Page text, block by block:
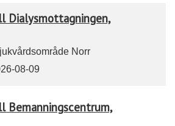
Dialysmottagningen,
Norr
08-09
Bemanningscentrum,